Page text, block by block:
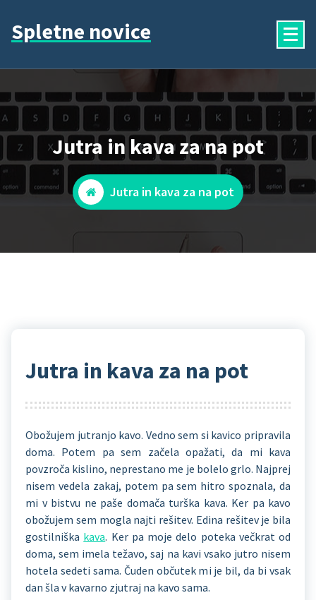
content
Spletne novice
Jutra in kava za na pot
Jutra in kava za na pot
Jutra in kava za na pot
Obožujem jutranjo kavo. Vedno sem si kavico pripravila
doma. Potem pa sem začela opažati, da mi kava
povzroča kislino, neprestano me je bolelo grlo. Najprej
nisem vedela zakaj, potem pa sem hitro spoznala, da
mi v bistvu ne paše domača turška kava. Ker pa kavo
obožujem sem mogla najti rešitev. Edina rešitev je bila
gostilniška kava. Ker pa moje delo poteka večkrat od
doma, sem imela težavo, saj na kavi vsako jutro nisem
hotela sedeti sama. Čuden občutek mi je bil, da bi vsak
dan šla v kavarno zjutraj na kavo sama.